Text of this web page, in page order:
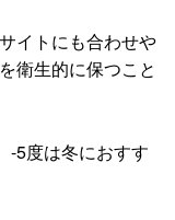
イトにも合わせや
衛生的に保つこと
-5度は冬におすす